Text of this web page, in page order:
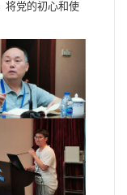
将党的初心和使